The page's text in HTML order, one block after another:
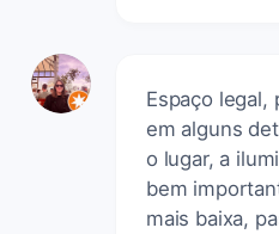
Espaço legal,
em alguns
o lugar, a
bem
mais baixa,